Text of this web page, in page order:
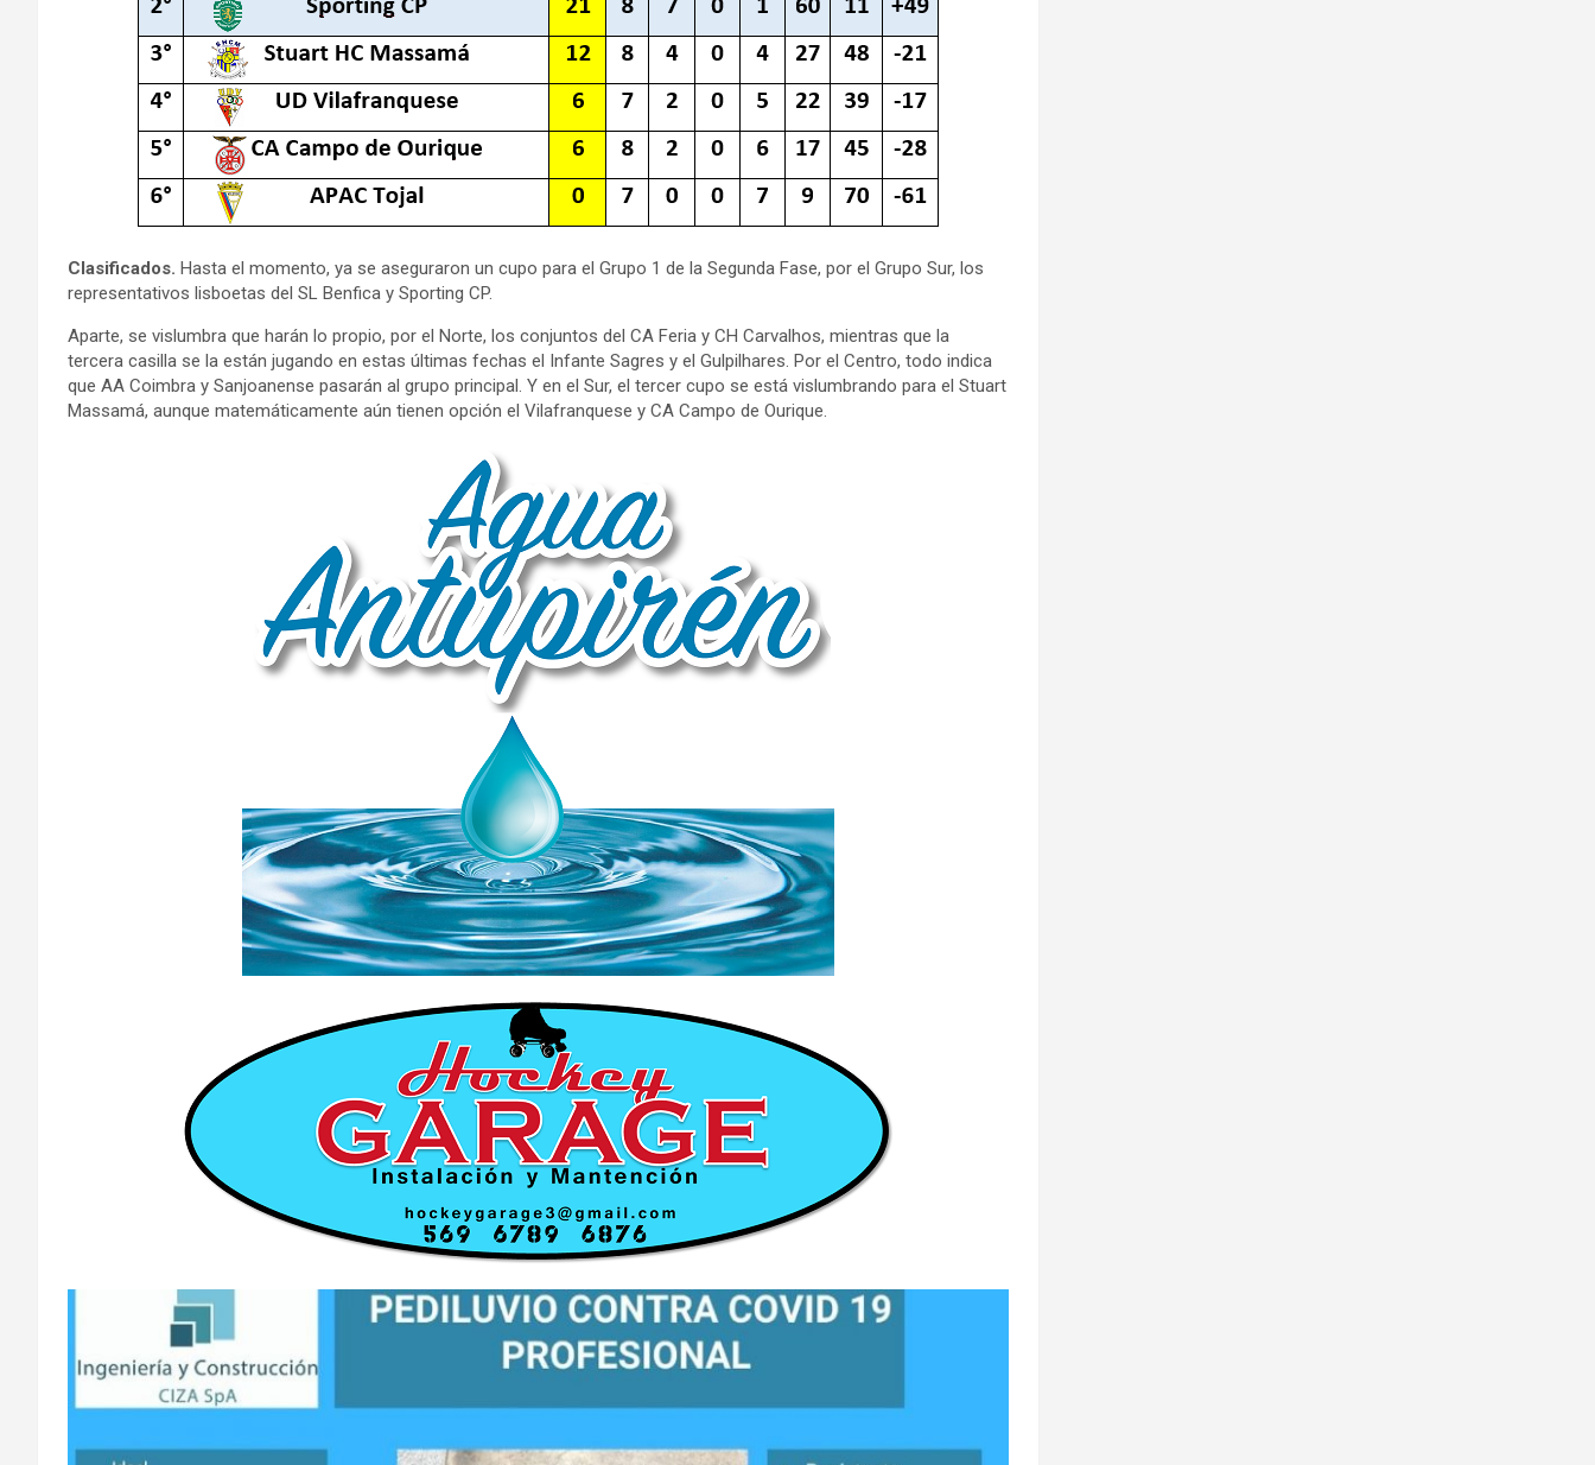
Clasificados. Hasta el momento, ya se aseguraron un cupo para el Grupo 1 de la Segunda Fase, por el Grupo Sur, los
representativos lisboetas del SL Benfica y Sporting CP.
Aparte, se vislumbra que harán lo propio, por el Norte, los conjuntos del CA Feria y CH Carvalhos, mientras que la
tercera casilla se la están jugando en estas últimas fechas el Infante Sagres y el Gulpilhares. Por el Centro, todo indica
que AA Coimbra y Sanjoanense pasarán al grupo principal. Y en el Sur, el tercer cupo se está vislumbrando para el Stuart
Massamá, aunque matemáticamente aún tienen opción el Vilafranquese y CA Campo de Ourique.